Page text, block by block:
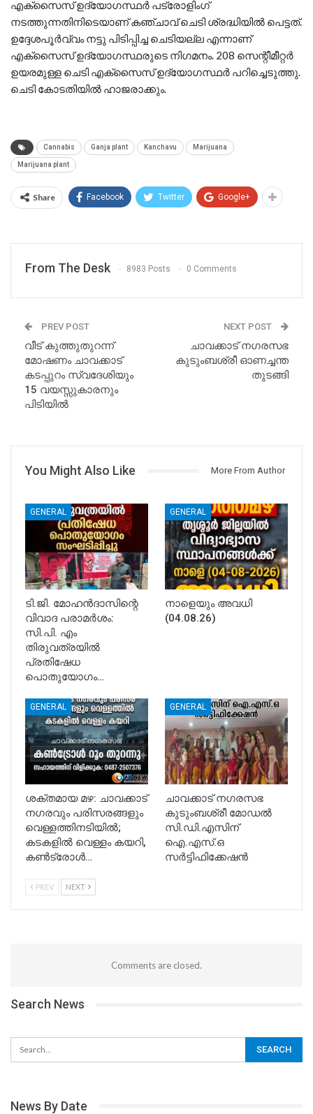
എക്സൈസ് ഉദ്യോഗസ്ഥർ പട്രോളിംഗ്
നടത്തുന്നതിനിടെയാണ് കഞ്ചാവ് ചെടി ശ്രദ്ധിയിൽ പെട്ടത്.
ഉദ്ദേശപൂർവ്വം നട്ടു പിടിപ്പിച്ച ചെടിയല്ല എന്നാണ്
എക്സൈസ് ഉദ്യോഗസ്ഥരുടെ നിഗമനം. 208 സെന്റീമീറ്റർ
ഉയരമുള്ള ചെടി എക്സൈസ് ഉദ്യോഗസ്ഥർ പറിച്ചെടുത്തു.
ചെടി കോടതിയിൽ ഹാജരാക്കും.
Cannabis Ganja plant Kanchavu Marijuana
Marijuana plant
Share Facebook Twitter Google+
From The Desk 8983 Posts 0 Comments
PREV POST
വീട് കുത്തുതുറന്ന്
മോഷണം ചാവക്കാട്
കടപ്പുറം സ്വദേശിയും
15 വയസ്സുകാരനും
പിടിയിൽ
NEXT POST
ചാവക്കാട് നഗരസഭ
കുടുംബശ്രീ ഓണച്ചന്ത
തുടങ്ങി
You Might Also Like More From Author
GENERAL
ടി.ജി. മോഹൻദാസിന്റെ
വിവാദ പരാമർശം:
സി.പി. എം
തിരുവത്രയിൽ
പ്രതിഷേധ
പൊതുയോഗം…
GENERAL
നാളെയും അവധി
(04.08.26)
GENERAL
ശക്തമായ മഴ: ചാവക്കാട്
നഗരവും പരിസരങ്ങളും
വെള്ളത്തിനടിയിൽ;
കടകളിൽ വെള്ളം കയറി,
കൺട്രോൾ…
GENERAL
ചാവക്കാട് നഗരസഭ
കുടുംബശ്രീ മോഡൽ
സി.ഡി.എസിന്
ഐ.എസ്.ഒ
സർട്ടിഫിക്കേഷൻ
PREV NEXT
Comments are closed.
Search News
News By Date